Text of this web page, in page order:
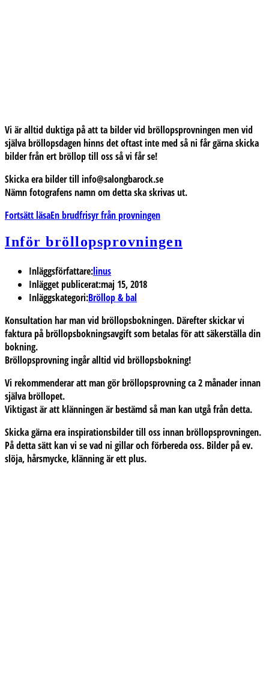
Vi är alltid duktiga på att ta bilder vid bröllopsprovningen men vid
själva bröllopsdagen hinns det oftast inte med så ni får gärna skicka
bilder från ert bröllop till oss så vi får se!
Skicka era bilder till info@salongbarock.se
Nämn fotografens namn om detta ska skrivas ut.
Fortsätt läsaEn brudfrisyr från provningen
Inför bröllopsprovningen
Inläggsförfattare:linus
Inlägget publicerat:maj 15, 2018
Inläggskategori:Bröllop & bal
Konsultation har man vid bröllopsbokningen. Därefter skickar vi
faktura på bröllopsbokningsavgift som betalas för att säkerställa din
bokning.
Bröllopsprovning ingår alltid vid bröllopsbokning!
Vi rekommenderar att man gör bröllopsprovning ca 2 månader innan
själva bröllopet.
Viktigast är att klänningen är bestämd så man kan utgå från detta.
Skicka gärna era inspirationsbilder till oss innan bröllopsprovningen.
På detta sätt kan vi se vad ni gillar och förbereda oss. Bilder på ev.
slöja, hårsmycke, klänning är ett plus.